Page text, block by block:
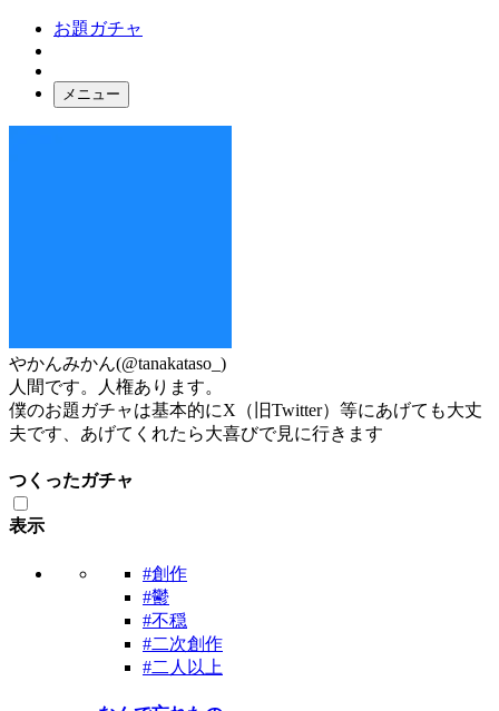
お題ガチャ
メニュー
やかんみかん(@tanakataso_)
人間です。人権あります。
僕のお題ガチャは基本的にX（旧Twitter）等にあげても大丈
夫です、あげてくれたら大喜びで見に行きます
つくったガチャ
表示
#創作
#鬱
#不穏
#二次創作
#二人以上